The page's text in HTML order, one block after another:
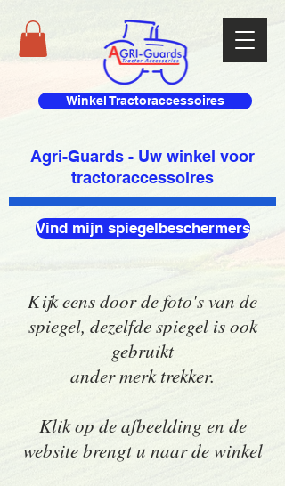
Winkel Tractoraccessoires
Agri-Guards - Uw winkel voor
tractoraccessoires
Vind mijn spiegelbeschermers
Kijk eens door de foto's van de
spiegel, dezelfde spiegel is ook
gebruikt
ander merk trekker.
Klik op de afbeelding en de
website brengt u naar de winkel